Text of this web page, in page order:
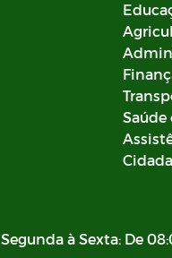
Segunda à Sexta: De